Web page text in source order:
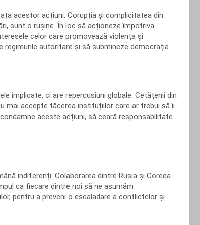
acestor acțiuni. Corupția și complicitatea din
sunt o rușine. În loc să acționeze împotriva
celor care promovează violența și
autoritare și să submineze democrația.
implicate, ci are repercusiuni globale. Cetățenii din
mai accepte tăcerea instituțiilor care ar trebui să îi
aceste acțiuni, să ceară responsabilitate
indiferenți. Colaborarea dintre Rusia și Coreea
ca fiecare dintre noi să ne asumăm
pentru a preveni o escaladare a conflictelor și